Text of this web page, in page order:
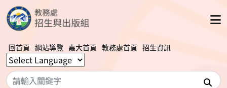
回首頁 網站導覽 嘉大首頁 教務處首頁 招生資訊
搜尋